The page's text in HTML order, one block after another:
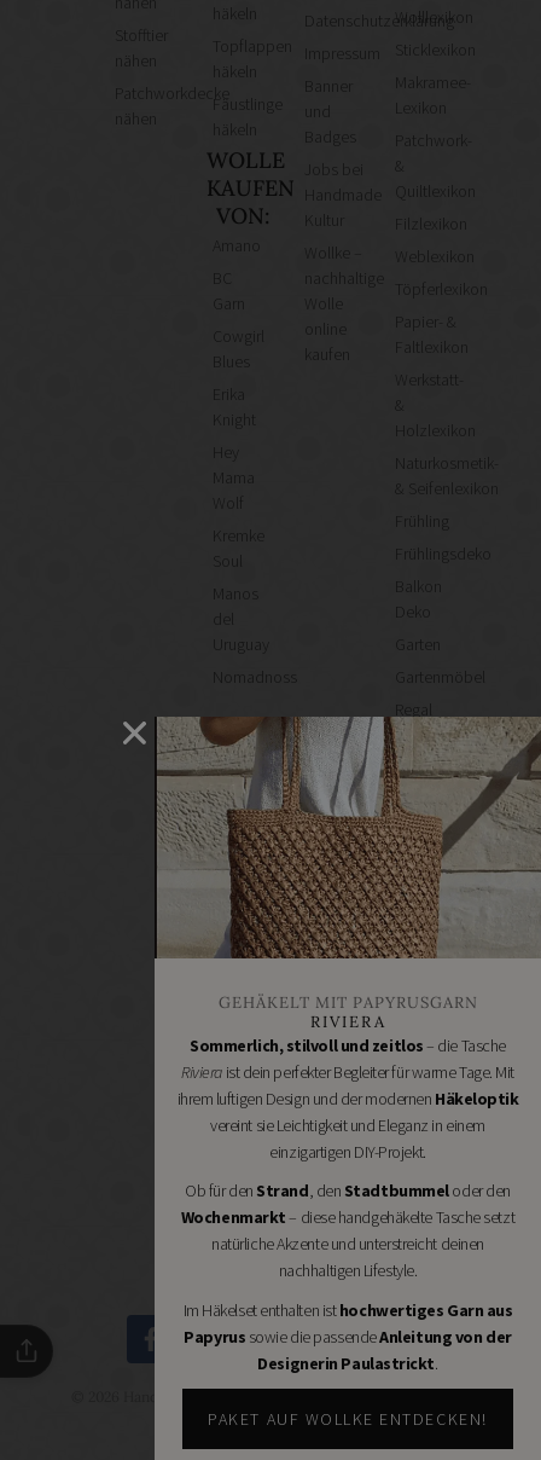
Stofftier
Patchworkdecke
häkeln
Topflappen
häkeln
Fäustlinge
häkeln
WOLLE
KAUFEN
VON:
Cowgirl
Knight
Mama
Wolf
Kremke
Manos
Uruguay
Nomadnoss
Datenschutzerklärung
Kultur
Wollke –
nachhaltige
kaufen
Wolllexikon
Sticklexikon
Makramee-
Lexikon
Patchwork-
&
Quiltlexikon
Filzlexikon
Weblexikon
Töpferlexikon
Papier- &
Faltlexikon
Werkstatt-
&
Holzlexikon
Naturkosmetik-
& Seifenlexikon
Frühling
Frühlingsdeko
Balkon
Deko
Garten
Gartenmöbel
Regal
selber
machen
Heimwerken
Renovieren
DIY
GESCHÄFTE
Bastelbedarf
Stoffgeschäfte
Handgemachtes
Schneidereibedarf
Handarbeitszubehör
DIY
Online
Shops
Schmuckzubehör
Nähmaschinen
selbermachen.
GEHÄKELT MIT PAPYRUSGARN
RIVIERA
Sommerlich, stilvoll und zeitlos– die Tasche
Rivieraist dein perfekter Begleiter für warme Tage. Mit
ihrem luftigen Design und der modernen Häkeloptik
vereint sie Leichtigkeit und Eleganz in einem
einzigartigen DIY-Projekt.
Ob für den Strand, den Stadtbummeloder den
Wochenmarkt– diese handgehäkelte Tasche setzt
natürliche Akzente und unterstreicht deinen
nachhaltigen Lifestyle.
Im Häkelset enthalten isthochwertiges Garn aus
Papyrus sowie die passendeAnleitung von der
Designerin Paulastrickt.
PAKET AUF WOLLKE ENTDECKEN!